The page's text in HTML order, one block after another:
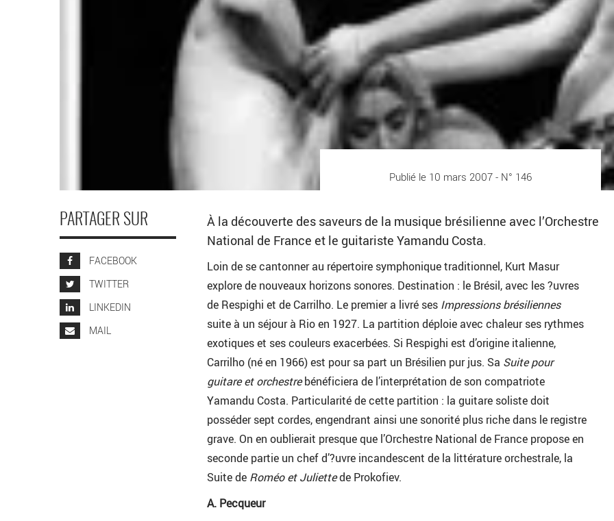
Publié le 10 mars 2007 - N° 146
PARTAGER SUR
FACEBOOK
TWITTER
LINKEDIN
MAIL
À la découverte des saveurs de la musique brésilienne avec l’Orchestre
National de France et le guitariste Yamandu Costa.
Loin de se cantonner au répertoire symphonique traditionnel, Kurt Masur
explore de nouveaux horizons sonores. Destination : le Brésil, avec les ?uvres
de Respighi et de Carrilho. Le premier a livré ses Impressions brésiliennes
suite à un séjour à Rio en 1927. La partition déploie avec chaleur ses rythmes
exotiques et ses couleurs exacerbées. Si Respighi est d’origine italienne,
Carrilho (né en 1966) est pour sa part un Brésilien pur jus. Sa Suite pour
guitare et orchestrebénéficiera de l’interprétation de son compatriote
Yamandu Costa. Particularité de cette partition : la guitare soliste doit
posséder sept cordes, engendrant ainsi une sonorité plus riche dans le registre
grave. On en oublierait presque que l’Orchestre National de France propose en
seconde partie un chef d’?uvre incandescent de la littérature orchestrale, la
Suite de Roméo et Juliettede Prokofiev.
A. Pecqueur